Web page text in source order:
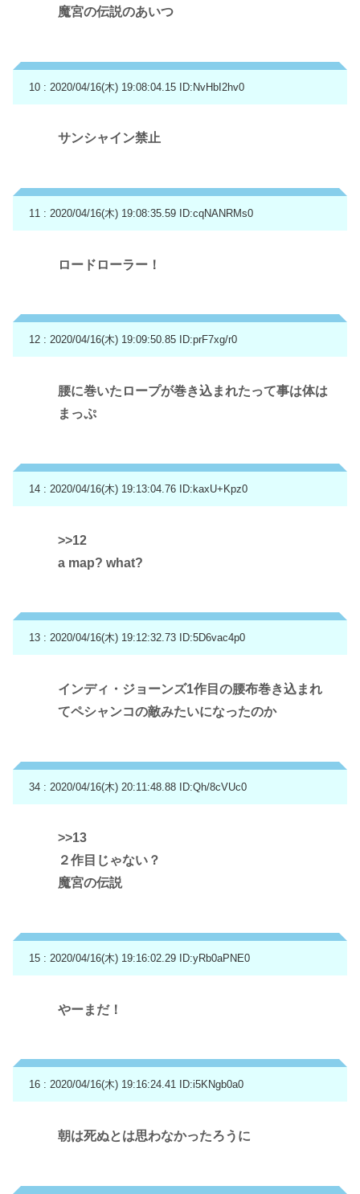
魔宮の伝説のあいつ
10 : 2020/04/16(木) 19:08:04.15 ID:NvHbI2hv0
サンシャイン禁止
11 : 2020/04/16(木) 19:08:35.59 ID:cqNANRMs0
ロードローラー！
12 : 2020/04/16(木) 19:09:50.85 ID:prF7xg/r0
腰に巻いたロープが巻き込まれたって事は体は
まっぷ
14 : 2020/04/16(木) 19:13:04.76 ID:kaxU+Kpz0
>>12
a map? what?
13 : 2020/04/16(木) 19:12:32.73 ID:5D6vac4p0
インディ・ジョーンズ1作目の腰布巻き込まれ
てペシャンコの敵みたいになったのか
34 : 2020/04/16(木) 20:11:48.88 ID:Qh/8cVUc0
>>13
２作目じゃない？
魔宮の伝説
15 : 2020/04/16(木) 19:16:02.29 ID:yRb0aPNE0
やーまだ！
16 : 2020/04/16(木) 19:16:24.41 ID:i5KNgb0a0
朝は死ぬとは思わなかったろうに